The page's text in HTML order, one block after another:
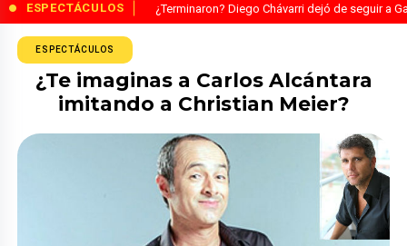
ESPECTÁCULOS ¿Terminaron? Diego Chávarri dejó de seguir a
ESPECTÁCULOS
¿Te imaginas a Carlos Alcántara
imitando a Christian Meier?